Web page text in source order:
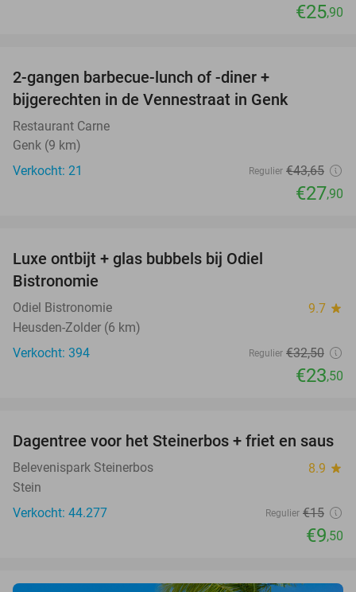
€25,90
2-gangen barbecue-lunch of -diner +
bijgerechten in de Vennestraat in Genk
Restaurant Carne
Genk (9 km)
Verkocht: 21
Regulier €43,65
€27,90
Luxe ontbijt + glas bubbels bij Odiel
Bistronomie
Odiel Bistronomie 9.7 star
Heusden-Zolder (6 km)
Verkocht: 394
Regulier €32,50
€23,50
37%
Dagentree voor het Steinerbos + friet en saus
Belevenispark Steinerbos 8.9 star
Stein
Verkocht: 44.277
Regulier €15
€9,50